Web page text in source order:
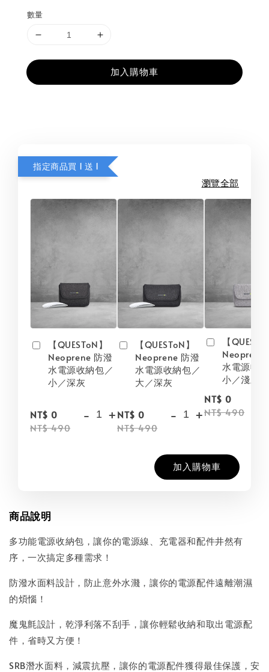
數量
加入購物車
指定商品買 1 送 1
瀏覽全部
【QUESToN】
Neoprene 防潑
水電源收納包／
小／深灰
NT$ 0
NT$ 490
- +
【QUESToN】
Neoprene 防潑
水電源收納包／
大／深灰
NT$ 0
NT$ 490
- +
【
Neoprene
水電源收
小／淺灰
NT$ 0
NT$ 490
加入購物車
商品說明
多功能電源收納包，讓你的電源線、充電器和配件井然有
序，一次搞定多種需求！
防潑水面料設計，防止意外水濺，讓你的電源配件遠離潮濕
的煩惱！
魔鬼氈設計，乾淨利落不刮手，讓你輕鬆收納和取出電源配
件，省時又方便！
SRB潛水面料，減震抗壓，讓你的電源配件獲得最佳保護，安